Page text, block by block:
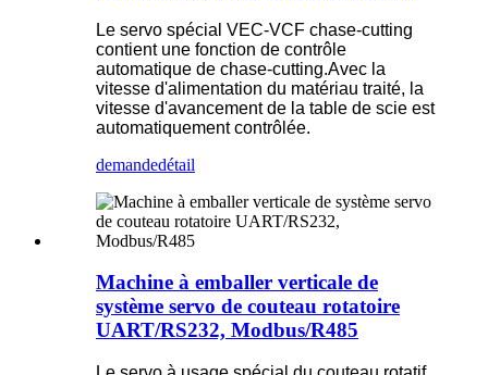
Le servo spécial VEC-VCF chase-cutting
contient une fonction de contrôle
automatique de chase-cutting.Avec la
vitesse d'alimentation du matériau traité, la
vitesse d'avancement de la table de scie est
automatiquement contrôlée.
demandedétail
Machine à emballer verticale de
système servo de couteau rotatoire
UART/RS232, Modbus/R485